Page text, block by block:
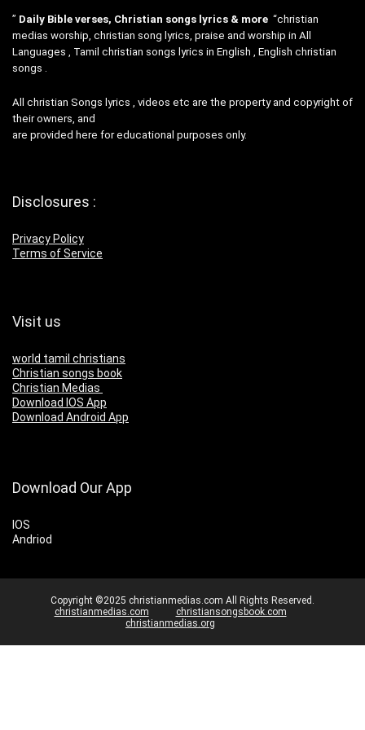
” Daily Bible verses, Christian songs lyrics & more “christian
medias worship, christian song lyrics, praise and worship in All
Languages , Tamil christian songs lyrics in English , English christian
songs .
All christian Songs lyrics , videos etc are the property and copyright of
their owners, and
are provided here for educational purposes only.
Disclosures :
Privacy Policy
Terms of Service
Visit us
world tamil christians
Christian songs book
Christian Medias
Download IOS App
Download Android App
Download Our App
IOS
Andriod
Copyright ©2025 christianmedias.com All Rights Reserved.
christianmedias.com
christiansongsbook.com
christianmedias.org